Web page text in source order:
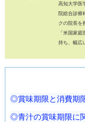
高知大学医
院総合診療
クの院長を
「米国家
持ち、幅広
賞味期限と消費期
青汁の賞味期限に